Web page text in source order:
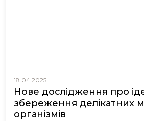
18.04.2025
Нове дослідження про
збереження делікатних
організмів